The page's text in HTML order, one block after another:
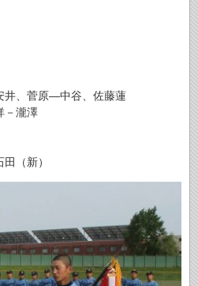
井、菅原―中谷、佐藤蓮
－瀧澤
（新）